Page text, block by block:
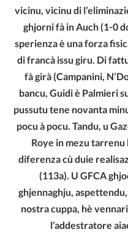
vicinu, vicinu di
ghjorni fà in Auch (1-0
sperienza è una forza
di francà issu giru. Di
fà girà (Campanini,
bancu, Guidi è Palmieri
pussutu tene novanta
pocu à pocu. Tandu, u
Roye in mezu tarrenu
diferenza cù duie
(113a). U GFCA
ghjennaghju,
nostra cuppa, hè
l’addestratore